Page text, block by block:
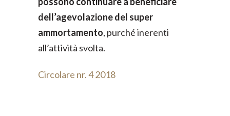
dell’agevolazione del super
ammortamento, purché inerenti
all’attività svolta.
Circolare nr. 4 2018